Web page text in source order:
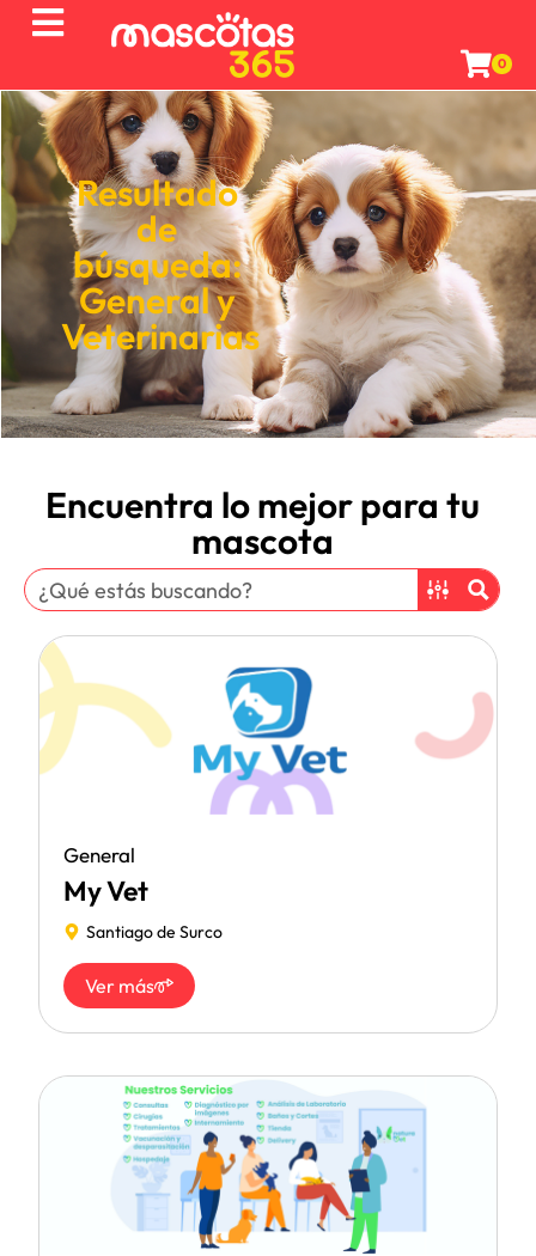
0
Resultado
de
búsqueda:
Generaly
Veterinarias
Encuentra lo mejor para tu
mascota
General
My Vet
Santiago de Surco
Ver más